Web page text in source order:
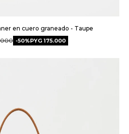
en cuero graneado - Taupe
50 PYG 175.000